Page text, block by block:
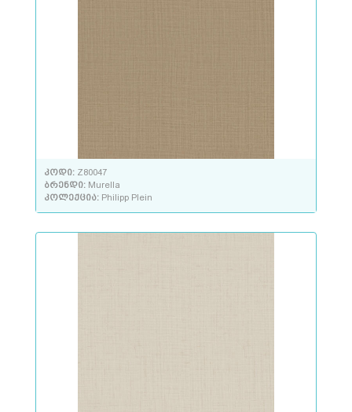
კოდი: Z80047
ბრენდი: Murella
კოლექცია: Philipp Plein